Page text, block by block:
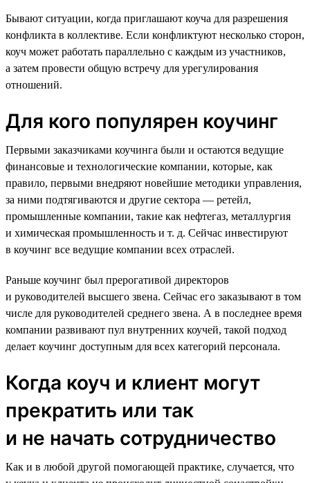
Бывают ситуации, когда приглашают коуча для разрешения
конфликта в коллективе. Если конфликтуют несколько сторон,
коуч может работать параллельно с каждым из участников,
а затем провести общую встречу для урегулирования
отношений.
Для кого популярен коучинг
Первыми заказчиками коучинга были и остаются ведущие
финансовые и технологические компании, которые, как
правило, первыми внедряют новейшие методики управления,
за ними подтягиваются и другие сектора — ретейл,
промышленные компании, такие как нефтегаз, металлургия
и химическая промышленность и т. д. Сейчас инвестируют
в коучинг все ведущие компании всех отраслей.
Раньше коучинг был прерогативой директоров
и руководителей высшего звена. Сейчас его заказывают в том
числе для руководителей среднего звена. А в последнее время
компании развивают пул внутренних коучей, такой подход
делает коучинг доступным для всех категорий персонала.
Когда коуч и клиент могут
прекратить или так
и не начать сотрудничество
Как и в любой другой помогающей практике, случается, что